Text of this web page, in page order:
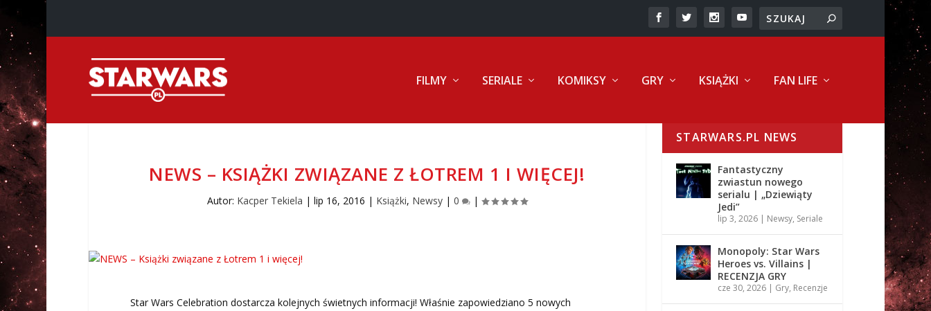
FILMY SERIALE KOMIKSY GRY KSIĄŻKI FAN LIFE
NEWS – KSIĄŻKI ZWIĄZANE Z ŁOTREM 1 I WIĘCEJ!
Autor: Kacper Tekiela | lip 16, 2016 | Książki, Newsy| 0 |
Star Wars Celebration dostarcza kolejnych świetnych informacji! Właśnie zapowiedziano 5 nowych
STARWARS.PL NEWS
Fantastyczny
zwiastun nowego
serialu | „Dziewiąty
Jedi”
lip 3, 2026 | Newsy, Seriale
Monopoly: Star Wars
Heroes vs. Villains |
RECENZJA GRY
cze 30, 2026 | Gry, Recenzje